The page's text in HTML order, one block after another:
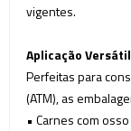
vigentes.
Aplicação Versátil
Perfeitas para
(ATM), as
• Carnes com